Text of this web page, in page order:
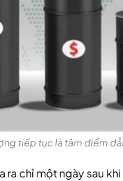
tiếp tục là tâm điểm
ra chỉ một ngày sau